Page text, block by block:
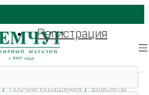
/ Прочие украшения / Браслеты
Регистрация